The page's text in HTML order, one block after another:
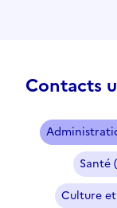
Contacts
Santé
Culture